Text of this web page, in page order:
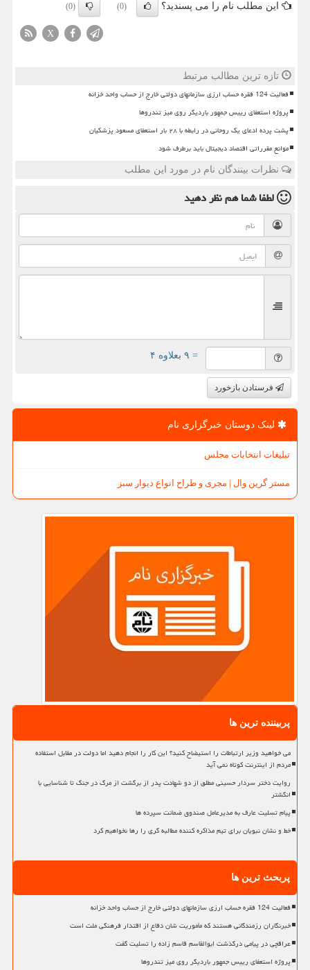
این مطلب نام را می پسندید؟ (0)
(0)
X
تازه ترین مطالب مرتبط
فعالیت 124 فقره حساب ارزی سازمانهای دولتی خارج از حساب واحد خزانه
پروژه استعفای رییس جمهور باردیگر روی میز تندروها
پشت پرده ادعای یک روحانی در رابطه با ۲۸ بار استعفای مسعود پزشکیان
موانع مقرراتی اقتصاد دیجیتال باید برطرف شود
نظرات بینندگان نام در مورد این مطلب
لطفا شما همنظر دهید
= ۹ بعلاوه ۴
فرستادن بازخورد
لینک دوستان خبرگزاری نام
تبلیغات انتخابات مجلس
مستر گرین وال | مجری و طراح انواع دیوار سبز
پربیننده ترین ها
می خواهید وزیر ارتباطات را استیضاح کنید؟ این کار را انجام دهید اما دولت در مقابل استفاده
مردم از اینترنت کوتاه نمی آید
روایت دختر سردار حسینی مطلق از دو شهادت پدر از برگشت از مرگ در جنگ تا شناسایی با
انگشتر
پیام تسلیت عارف به مدیرعامل صندوق ضمانت سپرده ها
خط و نشان نبویان برای تیم مذاکره کننده مطالبه گری را رها نخواهیم کرد
پربحث ترین ها
فعالیت 124 فقره حساب ارزی سازمانهای دولتی خارج از حساب واحد خزانه
خبرنگاران رزمندگانی هستند که مأموریت شان دفاع از اقتدار فرهنگی ملت است
عراقچی در پیامی درگذشت ابوالقاسم قاسم زاده را تسلیت گفت
پروژه استعفای رییس جمهور باردیگر روی میز تندروها